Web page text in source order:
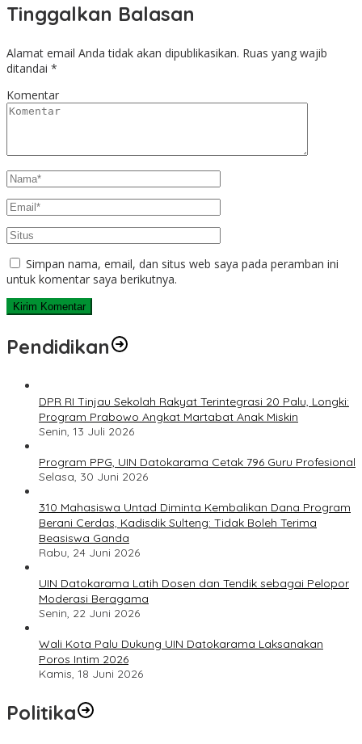
Tinggalkan Balasan
Alamat email Anda tidak akan dipublikasikan. Ruas yang wajib
ditandai *
Komentar
Simpan nama, email, dan situs web saya pada peramban ini
untuk komentar saya berikutnya.
Pendidikan
DPR RI Tinjau Sekolah Rakyat Terintegrasi 20 Palu, Longki:
Program Prabowo Angkat Martabat Anak Miskin
Senin, 13 Juli 2026
Program PPG, UIN Datokarama Cetak 796 Guru Profesional
Selasa, 30 Juni 2026
310 Mahasiswa Untad Diminta Kembalikan Dana Program
Berani Cerdas, Kadisdik Sulteng: Tidak Boleh Terima
Beasiswa Ganda
Rabu, 24 Juni 2026
UIN Datokarama Latih Dosen dan Tendik sebagai Pelopor
Moderasi Beragama
Senin, 22 Juni 2026
Wali Kota Palu Dukung UIN Datokarama Laksanakan
Poros Intim 2026
Kamis, 18 Juni 2026
Politika